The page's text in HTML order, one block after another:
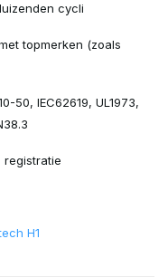
cycli
topmerken (zoals
50, IEC62619, UL1973,
registratie
H1